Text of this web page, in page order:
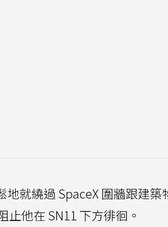
就繞過 SpaceX 圍牆跟建築
他在 SN11 下方徘徊。